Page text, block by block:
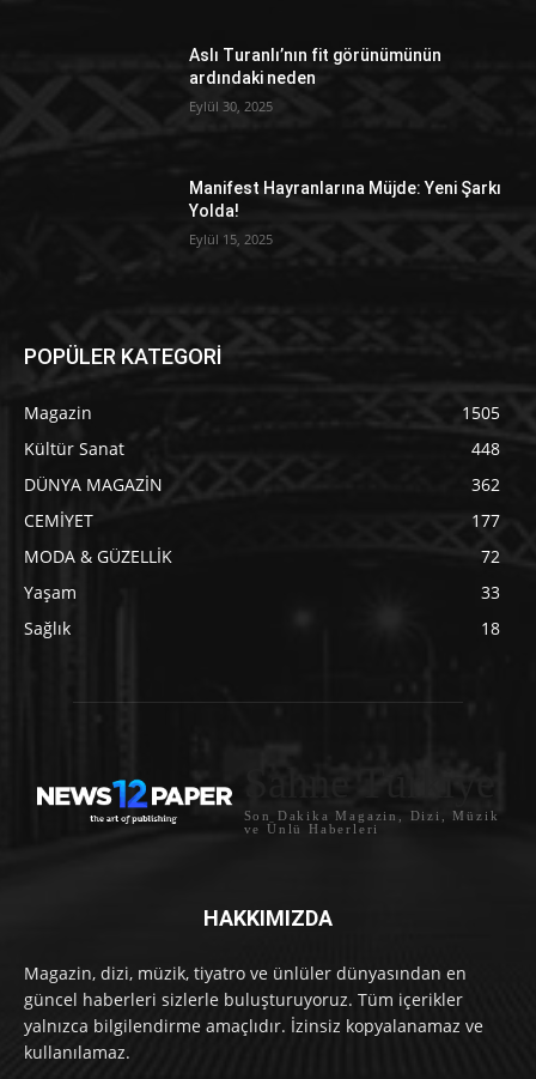
Aslı Turanlı’nın fit görünümünün
ardındaki neden
Eylül 30, 2025
Manifest Hayranlarına Müjde: Yeni Şarkı
Yolda!
Eylül 15, 2025
POPÜLER KATEGORİ
Magazin
1505
Kültür Sanat
448
DÜNYA MAGAZİN
362
CEMİYET
177
MODA & GÜZELLİK
72
Yaşam
33
Sağlık
18
Sahne Türkiye
Son Dakika Magazin, Dizi, Müzik
ve Ünlü Haberleri
HAKKIMIZDA
Magazin, dizi, müzik, tiyatro ve ünlüler dünyasından en
güncel haberleri sizlerle buluşturuyoruz. Tüm içerikler
yalnızca bilgilendirme amaçlıdır. İzinsiz kopyalanamaz ve
kullanılamaz.